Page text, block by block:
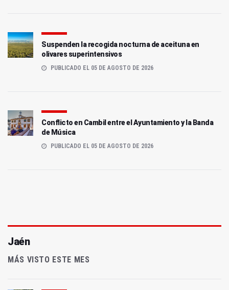
Suspenden la recogida nocturna de aceituna en
olivares superintensivos
PUBLICADO EL 05 DE AGOSTO DE 2026
Conflicto en Cambil entre el Ayuntamiento y la Banda
de Música
PUBLICADO EL 05 DE AGOSTO DE 2026
Jaén
MÁS VISTO ESTE MES